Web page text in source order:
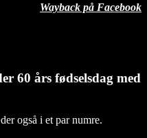
Wayback på Facebook
60 års fødselsdag med
også i et par numre.